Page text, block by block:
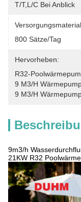
T/T,L/C Bei Anblick
800 Sätze/Tag
Hervorheben:
R32-
9 M3/h
9 M3/h
9m3/h
21KW R32